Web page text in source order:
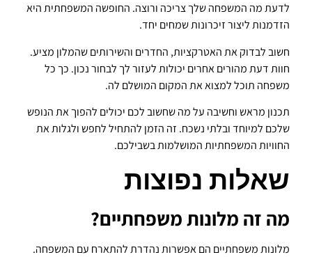
לדעת מה המשפחה שלך צריכה ורוצה. החופשה המשפחתית היא
הזדמנות ליצור זיכרונות שמחים יחד.
חשוב לבדוק את האטרקציות, החדרים והשירותים שהמלון מציע.
חוות דעת מהורים אחרים יכולות לעזור לך לבחור נכון. כך כל
משפחה תוכל למצוא את המקום המושלם לה.
תכנון מראש וחשיבה על מה שחשוב לכם יכולים להפוך את הנופש
שלכם למיוחד ובלתי נשכח. זה הזמן להתחיל לחפש ולגלות את
החוויות המשפחתיות המושלמות בשבילכם.
שאלות נפוצות
מה זה מלונות משפחתיים?
מלונות משפחתיים הם אפשרות נהדרת להתארח עם המשפחה.